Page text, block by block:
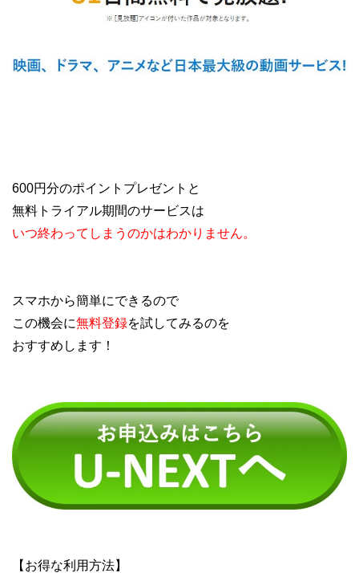
600円分のポイントプレゼントと
無料トライアル期間のサービスは
いつ終わってしまうのかはわかりません。
スマホから簡単にできるので
この機会に無料登録を試してみるのを
おすすめします！
【お得な利用方法】